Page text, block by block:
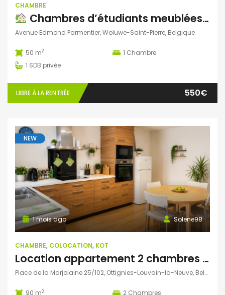
CHAMBRE
Chambres d’étudiants meublées à louer – Woluwe-Saint-Pierre
Avenue Edmond Parmentier, Woluwe-Saint-Pierre, Belgique
50 m2 1 Chambre
1 SDB privée
LIBRE À LA RENTRÉE 550€
NEW
Solene98
1 mois ago
CHAMBRE, COLOCATION, KOT
Location appartement 2 chambres pour étudiants
Place de la Marjolaine 25/102, Ottignies-Louvain-la-Neuve, Belgique
90 m2 2 Chambres